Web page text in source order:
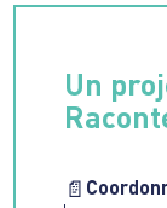
Un
📄